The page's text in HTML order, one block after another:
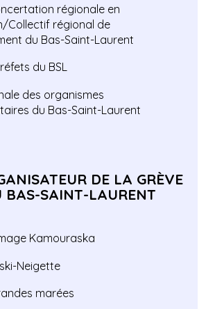
régionale en
Collectif régional de
du Bas-Saint-Laurent
du BSL
des organismes
du Bas-Saint-Laurent
DE LA GRÈVE
BAS-SAINT-LAURENT
Kamouraska
Neigette
marées